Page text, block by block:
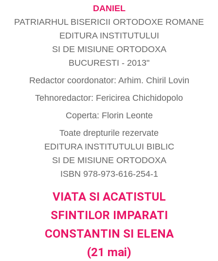
DANIEL
PATRIARHUL BISERICII ORTODOXE ROMANE
EDITURA INSTITUTULUI
SI DE MISIUNE ORTODOXA
BUCURESTI - 2013"
Redactor coordonator: Arhim. Chiril Lovin
Tehnoredactor: Fericirea Chichidopolo
Coperta: Florin Leonte
Toate drepturile rezervate
EDITURA INSTITUTULUI BIBLIC
SI DE MISIUNE ORTODOXA
ISBN 978-973-616-254-1
VIATA SI ACATISTUL
SFINTILOR IMPARATI
CONSTANTIN SI ELENA
(21 mai)